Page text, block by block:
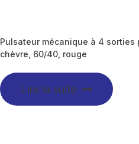
Pulsateur mécanique à 4 sorties
chèvre, 60/40, rouge
Lire la suite